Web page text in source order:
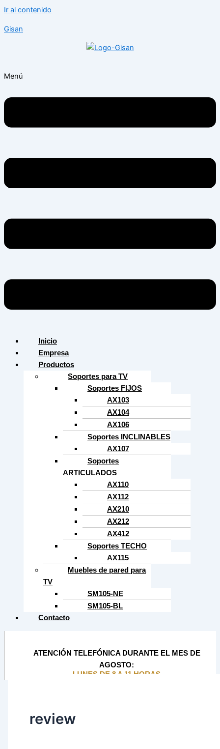
Ir al contenido
Gisan
Menú
Inicio
Empresa
Productos
Soportes para TV
Soportes FIJOS
AX103
AX104
AX106
Soportes INCLINABLES
AX107
Soportes
ARTICULADOS
AX110
AX112
AX210
AX212
AX412
Soportes TECHO
AX115
Muebles de pared para
TV
SM105-NE
SM105-BL
Contacto
ATENCIÓN TELEFÓNICA DURANTE EL MES DE
AGOSTO:
LUNES DE 8 A 11 HORAS
review